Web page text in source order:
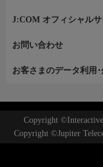
J:COM オフィシャルサ
お問い合わせ
お客さまのデータ利用
Copyright
Copyright ©Jupiter